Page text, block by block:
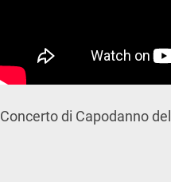
Concerto di Capodanno